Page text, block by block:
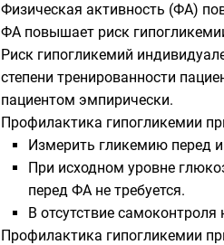
Физическая активность (ФА)
ФА повышает риск
Риск гипогликемий
степени тренированности
пациентом эмпирически.
Профилактика гипогликемии
Измерить гликемию перед
При исходном уровне
перед ФА не требуется.
В отсутствие
Профилактика гипогликемии